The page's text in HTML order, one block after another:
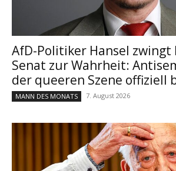
AfD-Politiker Hansel zwingt
Senat zur Wahrheit:
der queeren Szene offiziell
MANN DES MONATS 7. August 2026